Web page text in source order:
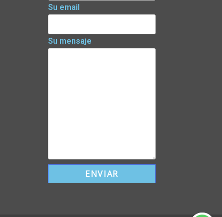
Su email
Su mensaje